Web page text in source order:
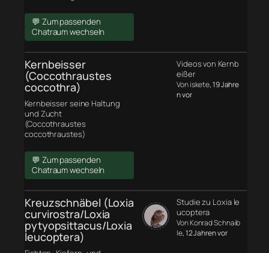
💬 Zum passenden
Chatraum wechseln
Kernbeisser
(Coccothraustes
coccothra)
Kernbeisser seine Haltung
und Zucht
(Coccothraustes
coccothraustes)
💬 Zum passenden
Chatraum wechseln
Videos von Kernb
eißer
Von iskete, 19 Jahre
n vor
Kreuzschnäbel (Loxia
curvirostra/Loxia
pytyopsittacus/Loxia
leucoptera)
Studie zu Loxia le
ucoptera
Von Konrad Schnaib
le, 12 Jahren vor